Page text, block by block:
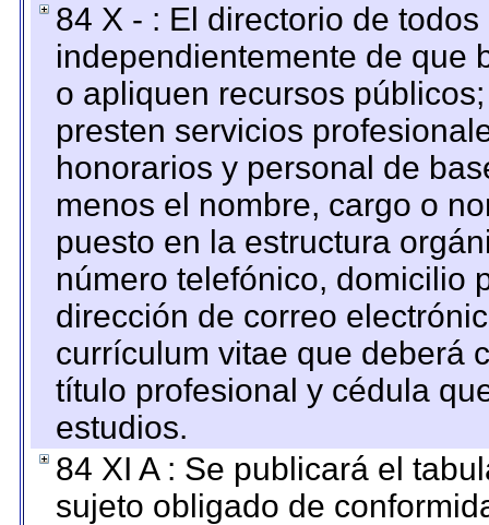
84 X - : El directorio de
independientemente de que
o apliquen recursos
presten servicios
honorarios y personal de
menos el nombre, cargo o
puesto en la estructura
número telefónico, domicilio
dirección de correo
currículum vitae que deberá
título profesional y cédula
estudios.
84 XI A : Se publicará el
sujeto obligado de